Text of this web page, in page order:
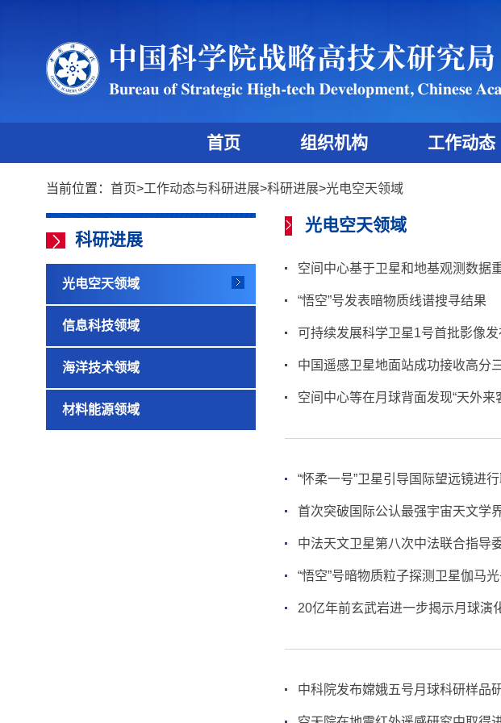
首页 组织机构 工作动态
当前位置： 首页>工作动态与科研进展>科研进展>光电空天领域
科研进展
光电空天领域
信息科技领域
海洋技术领域
材料能源领域
光电空天领域
空间中心基于卫星和地基观测数据
“悟空”号发表暗物质线谱搜寻结果
可持续发展科学卫星1号首批影像发
中国遥感卫星地面站成功接收高分
空间中心等在月球背面发现“天外来
“怀柔一号”卫星引导国际望远镜进
首次突破国际公认最强宇宙天文学
中法天文卫星第八次中法联合指导
“悟空”号暗物质粒子探测卫星伽马
20亿年前玄武岩进一步揭示月球演
中科院发布嫦娥五号月球科研样品